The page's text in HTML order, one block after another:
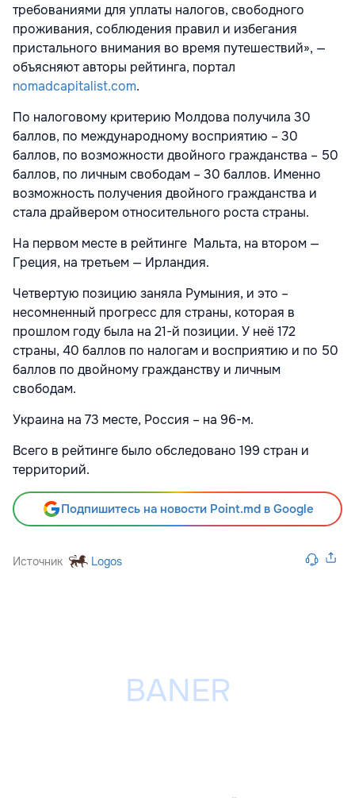
требованиями для уплаты налогов, свободного
проживания, соблюдения правил и избегания
пристального внимания во время путешествий», —
объясняют авторы рейтинга, портал
nomadcapitalist.com.
По налоговому критерию Молдова получила 30
баллов, по международному восприятию – 30
баллов, по возможности двойного гражданства – 50
баллов, по личным свободам – 30 баллов. Именно
возможность получения двойного гражданства и
стала драйвером относительного роста страны.
На первом месте в рейтинге Мальта, на втором —
Греция, на третьем — Ирландия.
Четвертую позицию заняла Румыния, и это –
несомненный прогресс для страны, которая в
прошлом году была на 21-й позиции. У неё 172
страны, 40 баллов по налогам и восприятию и по 50
баллов по двойному гражданству и личным
свободам.
Украина на 73 месте, Россия – на 96-м.
Всего в рейтинге было обследовано 199 стран и
территорий.
Подпишитесь на новости Point.md в Google
Источник Logos